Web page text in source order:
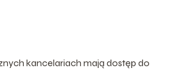
kancelariach mają dostęp do